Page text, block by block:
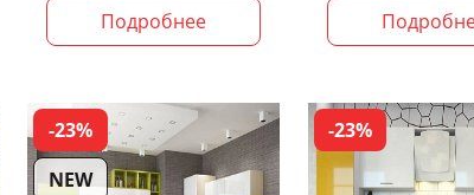
Подробнее
-23%
NEW
-23%